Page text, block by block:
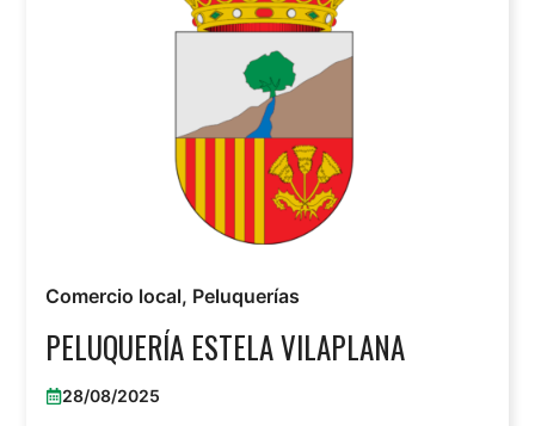
Comercio local, Peluquerías
PELUQUERÍA ESTELA VILAPLANA
28/08/2025